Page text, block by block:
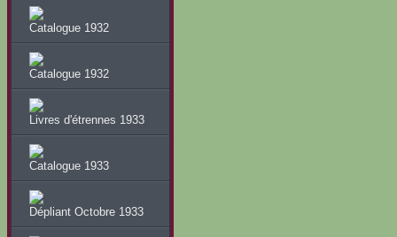
Catalogue 1932
Catalogue 1932
Livres d'étrennes 1933
Catalogue 1933
Dépliant Octobre 1933